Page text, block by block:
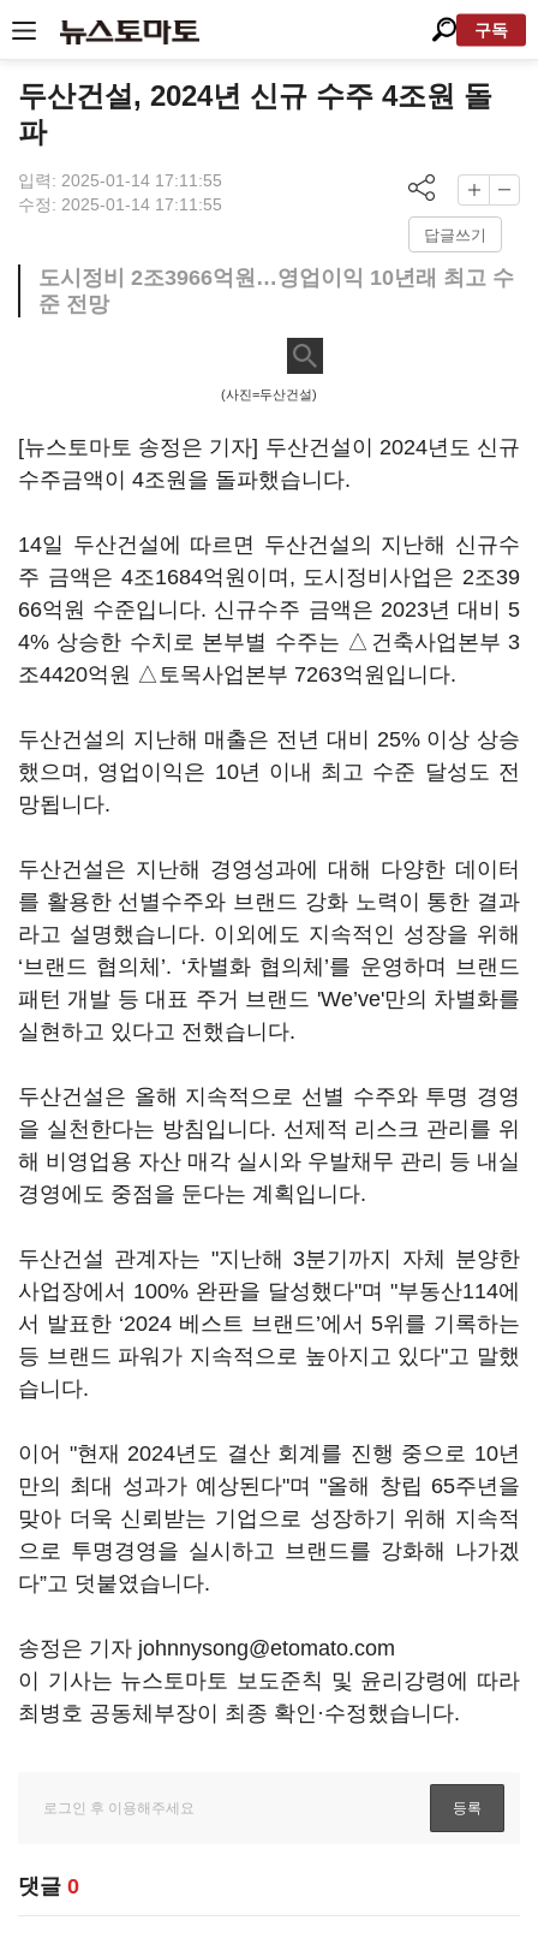
구독
두산건설, 2024년 신규 수주 4조원 돌
파
입력: 2025-01-14 17:11:55
수정: 2025-01-14 17:11:55
답글쓰기
도시정비 2조3966억원…영업이익 10년래 최고 수
준 전망
(사진=두산건설)
[뉴스토마토 송정은 기자] 두산건설이 2024년도 신규
수주금액이 4조원을 돌파했습니다.
14일 두산건설에 따르면 두산건설의 지난해 신규수
주 금액은 4조1684억원이며, 도시정비사업은 2조39
66억원 수준입니다. 신규수주 금액은 2023년 대비 5
4% 상승한 수치로 본부별 수주는 △건축사업본부 3
조4420억원 △토목사업본부 7263억원입니다.
두산건설의 지난해 매출은 전년 대비 25% 이상 상승
했으며, 영업이익은 10년 이내 최고 수준 달성도 전
망됩니다.
두산건설은 지난해 경영성과에 대해 다양한 데이터
를 활용한 선별수주와 브랜드 강화 노력이 통한 결과
라고 설명했습니다. 이외에도 지속적인 성장을 위해
‘브랜드 협의체’. ‘차별화 협의체’를 운영하며 브랜드
패턴 개발 등 대표 주거 브랜드 'We’ve'만의 차별화를
실현하고 있다고 전했습니다.
두산건설은 올해 지속적으로 선별 수주와 투명 경영
을 실천한다는 방침입니다. 선제적 리스크 관리를 위
해 비영업용 자산 매각 실시와 우발채무 관리 등 내실
경영에도 중점을 둔다는 계획입니다.
두산건설 관계자는 "지난해 3분기까지 자체 분양한
사업장에서 100% 완판을 달성했다"며 "부동산114에
서 발표한 ‘2024 베스트 브랜드’에서 5위를 기록하는
등 브랜드 파워가 지속적으로 높아지고 있다"고 말했
습니다.
이어 "현재 2024년도 결산 회계를 진행 중으로 10년
만의 최대 성과가 예상된다"며 "올해 창립 65주년을
맞아 더욱 신뢰받는 기업으로 성장하기 위해 지속적
으로 투명경영을 실시하고 브랜드를 강화해 나가겠
다”고 덧붙였습니다.
송정은 기자 johnnysong@etomato.com
이 기사는 뉴스토마토 보도준칙 및 윤리강령에 따라
최병호 공동체부장이 최종 확인·수정했습니다.
댓글 0